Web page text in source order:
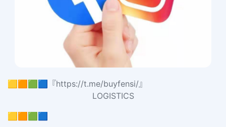
🟨🟧🟩🟦『https://t.me/buyfensi/』
LOGISTICS
🟨🟧🟩🟦